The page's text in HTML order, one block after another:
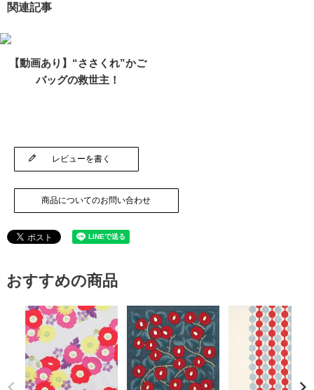
関連記事
【動画あり】“ささくれ”かご
バッグの救世主！
レビューを書く
商品についてのお問い合わせ
おすすめの商品